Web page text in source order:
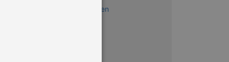
Kulturpalast Dresden